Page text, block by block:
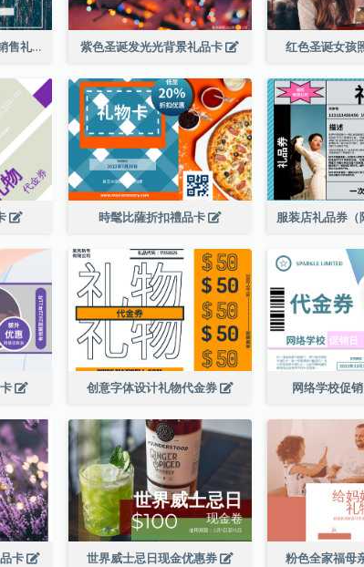
蓝色五彩纸屑背景新年销售礼品卡 紫色圣诞发光光背景礼品卡 红色圣诞女孩
時髦比薩折扣禮品卡
创意字体设计礼物代金券 网络学校促
卡 世界威士忌日现金优惠券 粉色全家福母